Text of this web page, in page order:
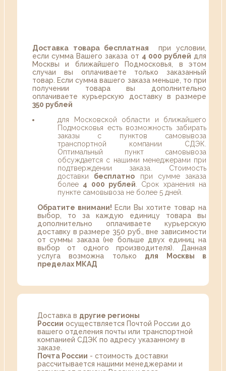
Доставка товара бесплатная при условии,
если сумма Вашего заказа от 4 000 рублей для
Москвы и ближайшего Подмосковья, в этом
случаи вы оплачиваете только заказанный
товар. Если сумма вашего заказа меньше, то при
получении товара вы дополнительно
оплачиваете курьерскую доставку в размере
350 рублей
для Московской области и ближайшего
Подмосковья есть возможность забирать
заказы с пунктов самовывоза
транспортной компании СДЭК.
Оптимальный пункт самовывоза
обсуждается с нашими менеджерами при
подтверждении заказа. Стоимость
доставки бесплатно при сумме заказа
более 4 000 рублей . Срок хранения на
пункте самовывоза не более 5 дней.
Обратите внимани! Если Вы хотите товар на
выбор, то за каждую единицу товара вы
дополнительно оплачиваете курьерскую
доставку в размере 350 руб., вне зависимости
от суммы заказа (не больше двух единиц на
выбор от одного производителя). Данная
услуга возможна только для Москвы в
пределах МКАД
Доставка в другие регионы
России осуществляется Почтой России до
вашего отделения почты или транспортной
компанией СДЭК по адресу указанному в
заказе.
Почта России - стоимость доставки
рассчитывается нашими менеджерами и